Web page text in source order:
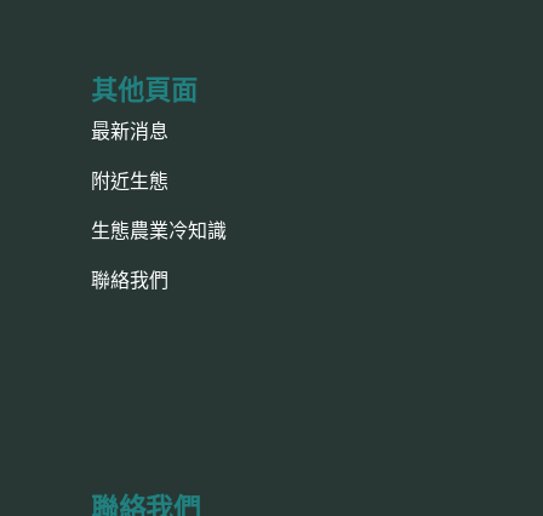
其他頁面
最新消息
附近生態
生態農業冷知識
聯絡我們